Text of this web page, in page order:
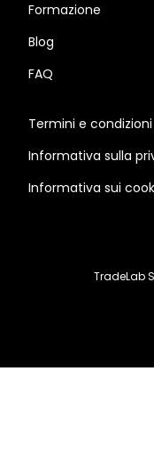
Formazione
Blog
FAQ
Termini e condizioni
Informativa sulla
Informativa sui
TradeLab